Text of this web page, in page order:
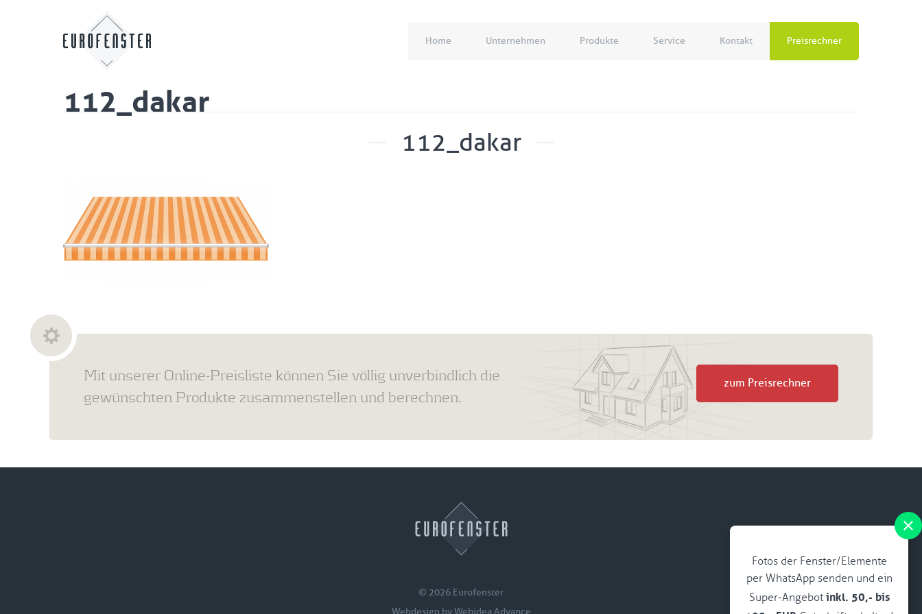
Home Unternehmen Produkte Service Kontakt Preisrechner
112_dakar
112_dakar
Fotos der Fenster/Elemente
per WhatsApp senden und ein
Super-Angebot inkl. 50,- bis
Mit unserer Online-Preisliste können Sie völlig unverbindlich die
gewünschten Produkte zusammenstellen und berechnen.
zum Preisrechner
© 2026 Eurofenster
Webdesign byWebidea Advance